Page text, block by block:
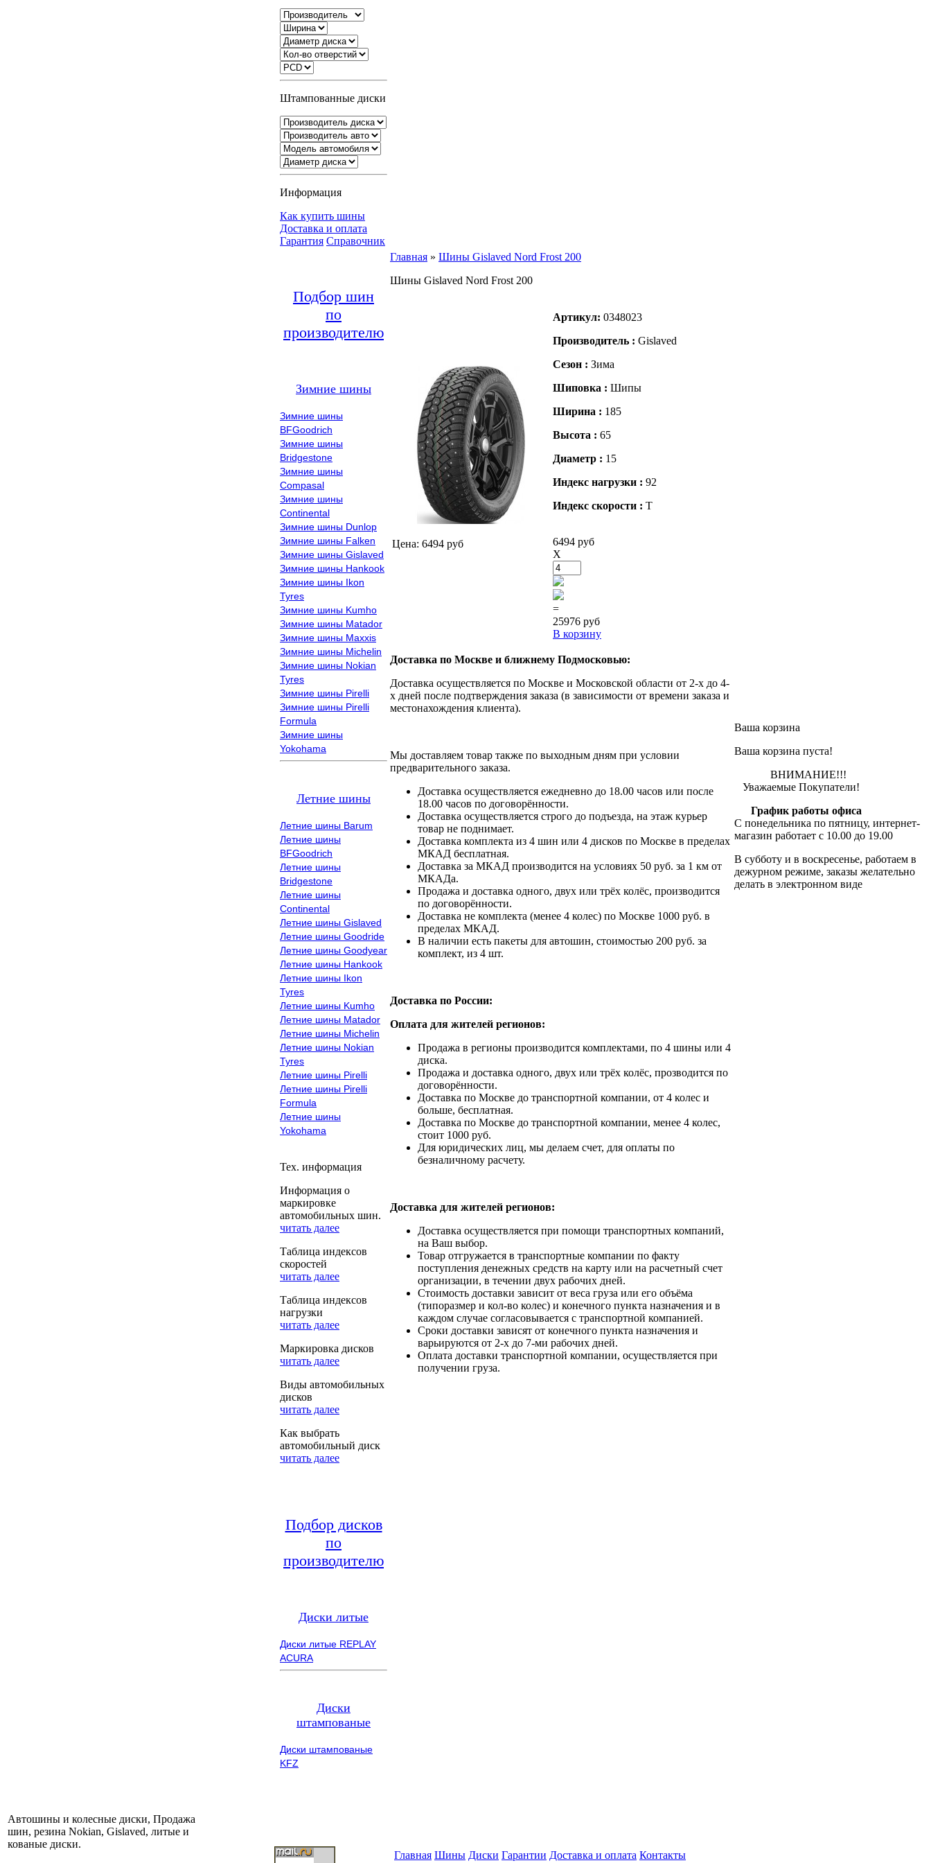
Штампованные диски
Информация
Как купить шины
Доставка и оплата
Гарантия Справочник
Подбор шин
по
производителю
Зимние шины
Зимние шины
BFGoodrich
Зимние шины
Bridgestone
Зимние шины
Compasal
Зимние шины
Continental
Зимние шины Dunlop
Зимние шины Falken
Зимние шины Gislaved
Зимние шины Hankook
Зимние шины Ikon
Tyres
Зимние шины Kumho
Зимние шины Matador
Зимние шины Maxxis
Зимние шины Michelin
Зимние шины Nokian
Tyres
Зимние шины Pirelli
Зимние шины Pirelli
Formula
Зимние шины
Yokohama
Летние шины
Летние шины Barum
Летние шины
BFGoodrich
Летние шины
Bridgestone
Летние шины
Continental
Летние шины Gislaved
Летние шины Goodride
Летние шины Goodyear
Летние шины Hankook
Летние шины Ikon
Tyres
Летние шины Kumho
Летние шины Matador
Летние шины Michelin
Летние шины Nokian
Tyres
Летние шины Pirelli
Летние шины Pirelli
Formula
Летние шины
Yokohama
Тех. информация
Информация о
маркировке
автомобильных шин.
читать далее
Таблица индексов
скоростей
читать далее
Таблица индексов
нагрузки
читать далее
Маркировка дисков
читать далее
Виды автомобильных
дисков
читать далее
Как выбрать
автомобильный диск
читать далее
Подбор дисков
по
производителю
Диски литые
Диски литые REPLAY
ACURA
Диски
штампованые
Диски штампованые
KFZ
Главная » Шины Gislaved Nord Frost 200
Шины Gislaved Nord Frost 200
Цена: 6494 руб
Артикул: 0348023
Производитель : Gislaved
Сезон : Зима
Шиповка : Шипы
Ширина : 185
Высота : 65
Диаметр : 15
Индекс нагрузки : 92
Индекс скорости : T
6494 руб
X
=
25976 руб
В корзину
Доставка по Москве и ближнему Подмосковью:
Доставка осуществляется по Москве и Московской области от 2-х до 4-
х дней после подтверждения заказа (в зависимости от времени заказа и
местонахождения клиента).
Мы доставляем товар также по выходным дням при условии
предварительного заказа.
Доставка осуществляется ежедневно до 18.00 часов или после
18.00 часов по договорённости.
Доставка осуществляется строго до подъезда, на этаж курьер
товар не поднимает.
Доставка комплекта из 4 шин или 4 дисков по Москве в пределах
МКАД бесплатная.
Доставка за МКАД производится на условиях 50 руб. за 1 км от
МКАДа.
Продажа и доставка одного, двух или трёх колёс, производится
по договорённости.
Доставка не комплекта (менее 4 колес) по Москве 1000 руб. в
пределах МКАД.
В наличии есть пакеты для автошин, стоимостью 200 руб. за
комплект, из 4 шт.
Доставка по России:
Оплата для жителей регионов:
Продажа в регионы производится комплектами, по 4 шины или 4
диска.
Продажа и доставка одного, двух или трёх колёс, прозводится по
договорённости.
Доставка по Москве до транспортной компании, от 4 колес и
больше, бесплатная.
Доставка по Москве до транспортной компании, менее 4 колес,
стоит 1000 руб.
Для юридических лиц, мы делаем счет, для оплаты по
безналичному расчету.
Доставка для жителей регионов:
Доставка осуществляется при помощи транспортных компаний,
на Ваш выбор.
Товар отгружается в транспортные компании по факту
поступления денежных средств на карту или на расчетный счет
организации, в течении двух рабочих дней.
Стоимость доставки зависит от веса груза или его объёма
(типоразмер и кол-во колес) и конечного пункта назначения и в
каждом случае согласовывается с транспортной компанией.
Сроки доставки зависят от конечного пункта назначения и
варьируются от 2-х до 7-ми рабочих дней.
Оплата доставки транспортной компании, осуществляется при
получении груза.
Ваша корзина
Ваша корзина пуста!
ВНИМАНИЕ!!!
Уважаемые Покупатели!
График работы офиса
С понедельника по пятницу, интернет-
магазин работает с 10.00 до 19.00
В субботу и в воскресенье, работаем в
дежурном режиме, заказы желательно
делать в электронном виде
Автошины и колесные диски, Продажа
шин, резина Nokian, Gislaved, литые и
кованые диски.
Главная Шины Диски Гарантии Доставка и оплата Контакты